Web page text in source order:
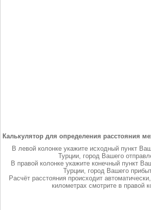
Калькулятор для определения расстояния
В левой колонке укажите исходный пункт
Турции, город Вашего
В правой колонке укажите конечный пункт
Турции, город Вашего
Расчёт расстояния происходит
километрах смотрите в правой